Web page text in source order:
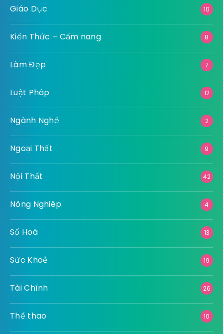
Giáo Dục 10
Kiến Thức – Cẩm nang 8
Làm Đẹp 7
Luật Pháp 12
Ngành Nghề 2
Ngoại Thất 9
Nội Thất 42
Nông Nghiêp 4
Số Hoá 13
Sức Khoẻ 19
Tài Chính 26
Thể thao 10